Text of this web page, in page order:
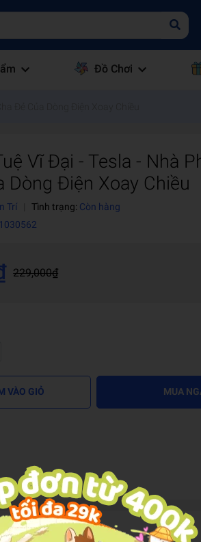
Đồ Chơi
Vĩ Đại - Tesla - Nhà
Dòng Điện Xoay Chiều
Trí Tình trạng: Còn hàng
229,000₫
VÀO GIỎ MUA